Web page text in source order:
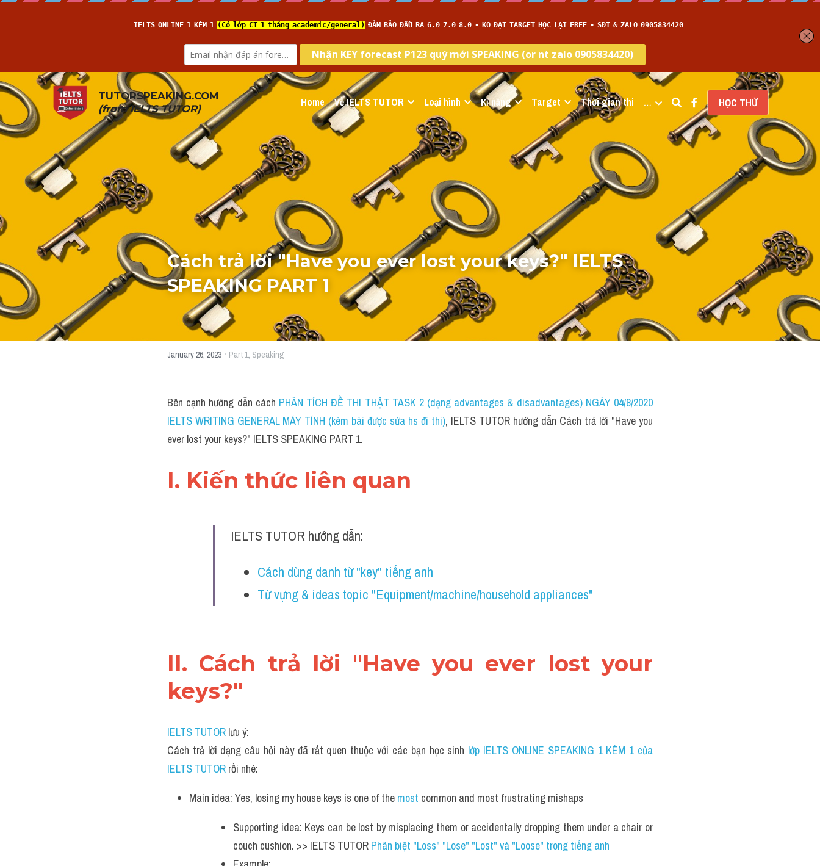
TUTORSPEAKING.COM
(from IELTS TUTOR) Home Về IELTS TUTOR Loại hình Kĩ năng Target Thời gian thi … HỌC THỬ
Cách trả lời "Have you ever lost your keys?" IELTS
SPEAKING PART 1
January 26, 2023 · Part 1, Speaking
Bên cạnh hướng dẫn cách PHÂN TÍCH ĐỀ THI THẬT TASK 2 (dạng advantages & disadvantages) NGÀY 04/8/2020
IELTS WRITING GENERAL MÁY TÍNH (kèm bài được sửa hs đi thi), IELTS TUTOR hướng dẫn Cách trả lời "Have you
ever lost your keys?" IELTS SPEAKING PART 1.
I. Kiến thức liên quan
IELTS TUTOR hướng dẫn:
Cách dùng danh từ "key" tiếng anh
Từ vựng & ideas topic "Equipment/machine/household appliances"
II. Cách trả lời "Have you ever lost your
keys?"
IELTS TUTOR lưu ý:
Cách trả lời dạng câu hỏi này đã rất quen thuộc với các bạn học sinh lớp IELTS ONLINE SPEAKING 1 KÈM 1 của
IELTS TUTOR rồi nhé:
Main idea: Yes, losing my house keys is one of the most common and most frustrating mishaps
Supporting idea: Keys can be lost by misplacing them or accidentally dropping them under a chair or
couch cushion. >> IELTS TUTOR Phân biệt "Loss" "Lose" "Lost" và "Loose" trong tiếng anh